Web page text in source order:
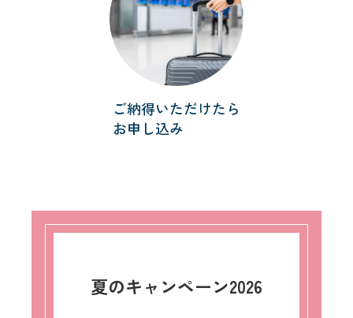
ご納得いただけたら
お申し込み
夏のキャンペーン2026